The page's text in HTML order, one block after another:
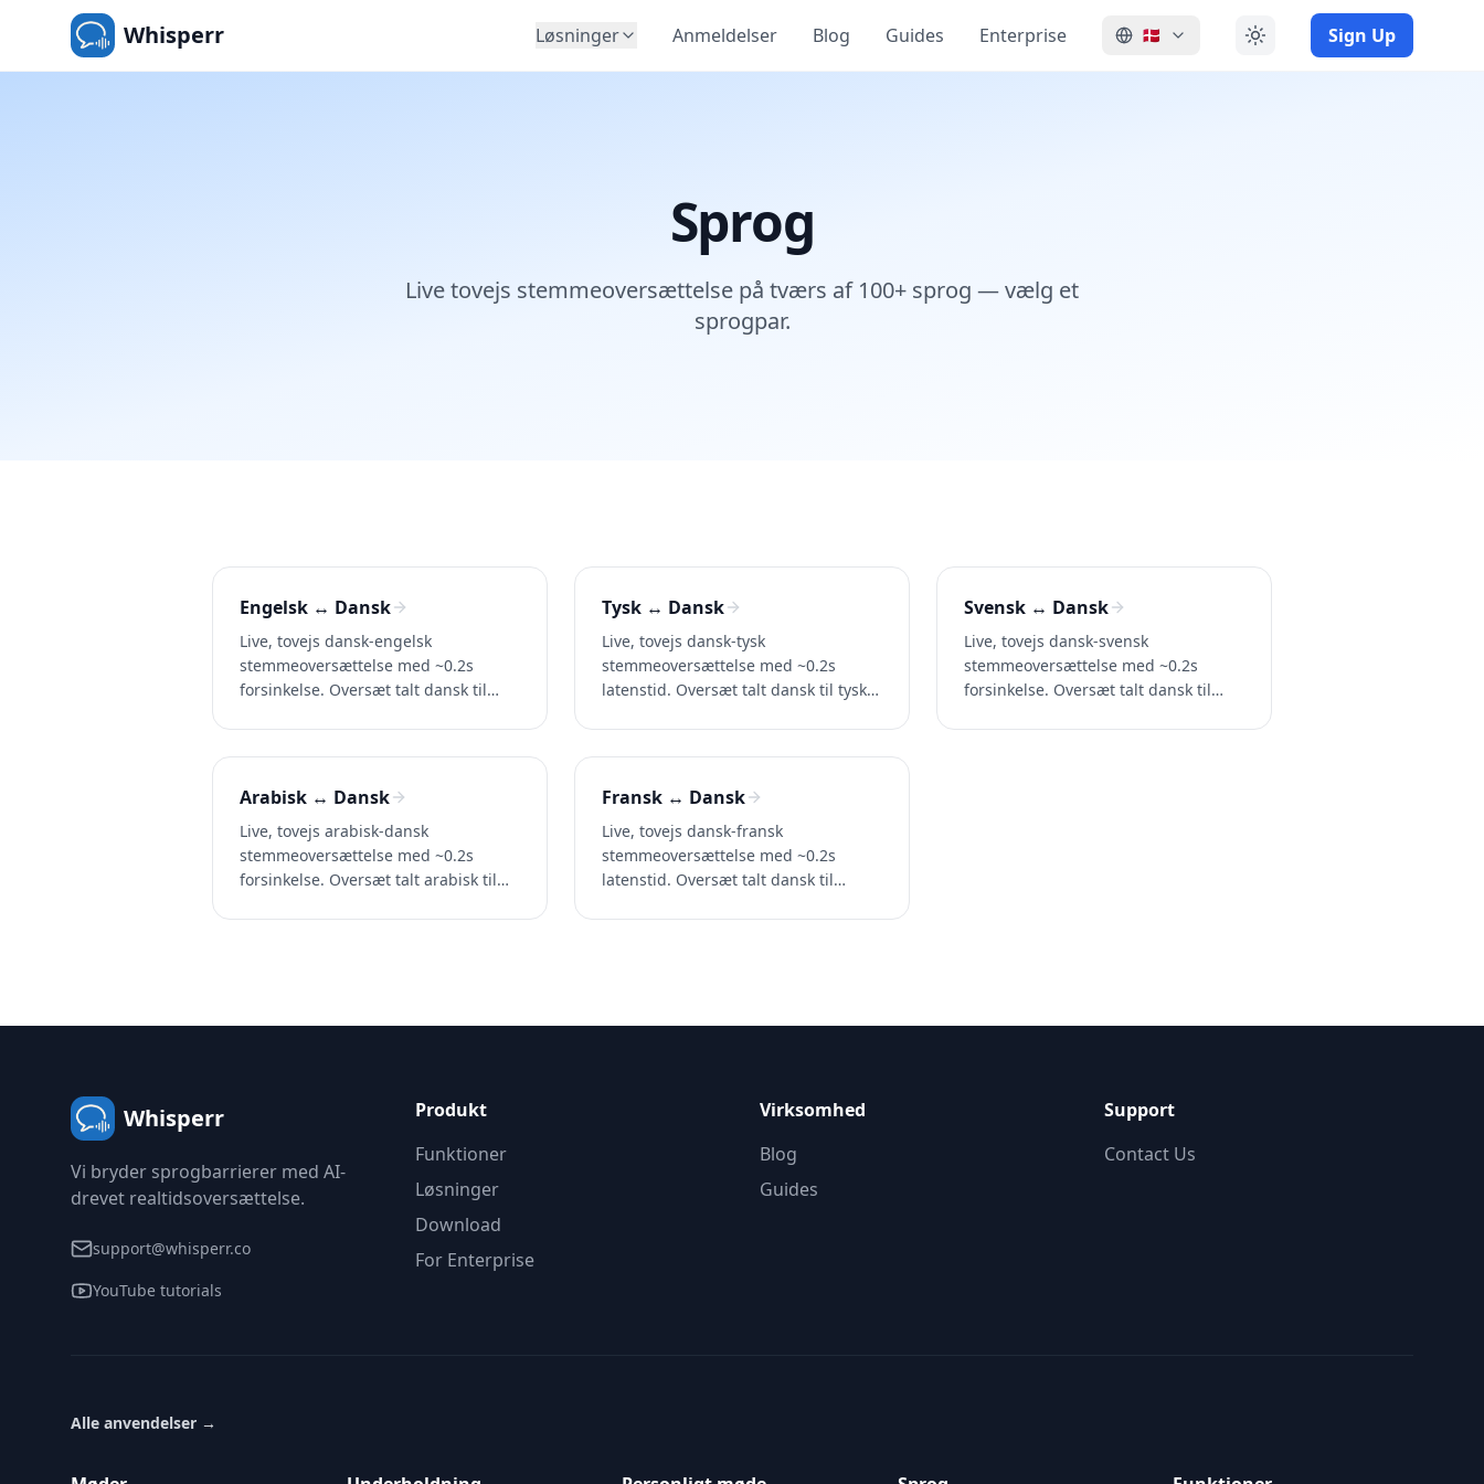
Whisperr Løsninger Anmeldelser Blog Guides Enterprise 🇩🇰 Sign Up
Sprog
Live tovejs stemmeoversættelse på tværs af 100+ sprog — vælg et
sprogpar.
Engelsk ↔ Dansk
Live, tovejs dansk-engelsk
stemmeoversættelse med ~0.2s
forsinkelse. Oversæt talt dansk til
Whisperr gratis.
Tysk ↔ Dansk
Live, tovejs dansk-tysk
stemmeoversættelse med ~0.2s
latenstid. Oversæt talt dansk til tysk
Svensk ↔ Dansk
Live, tovejs dansk-svensk
stemmeoversættelse med ~0.2s
forsinkelse. Oversæt talt dansk til
Arabisk ↔ Dansk
Live, tovejs arabisk-dansk
stemmeoversættelse med ~0.2s
forsinkelse. Oversæt talt arabisk til
Fransk ↔ Dansk
Live, tovejs dansk-fransk
stemmeoversættelse med ~0.2s
latenstid. Oversæt talt dansk til
Whisperr
Vi bryder sprogbarrierer med AI-
drevet realtidsoversættelse.
support@whisperr.co
YouTube tutorials
Produkt
Funktioner
Løsninger
Download
For Enterprise
Virksomhed
Blog
Guides
Support
Contact Us
Alle anvendelser →